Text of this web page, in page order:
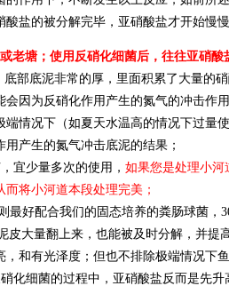
盐的被分解完毕，亚硝酸盐才开始慢慢
老塘；使用反硝化细菌后，往往亚硝酸
部底泥非常的厚，里面积累了大量的
会因为反硝化作用产生的氮气的冲击作
端情况下（如夏天水温高的情况下过量
产生的氮气冲击底泥的结果；
宜少量多次的使用， 如果您是处理小河
将小河道本段处理完美；
最好配合我们的固态培养的粪肠球菌，
皮大量翻上来，也能被及时分解，并
，和有光泽度；但也不排除极端情况下
化细菌的过程中，亚硝酸盐反而是先